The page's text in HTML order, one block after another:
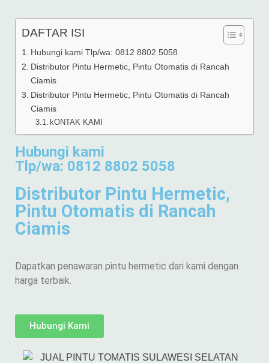
DAFTAR ISI
Hubungi kami Tlp/wa: 0812 8802 5058
Distributor Pintu Hermetic, Pintu Otomatis di Rancah
Ciamis
Distributor Pintu Hermetic, Pintu Otomatis di Rancah
Ciamis
kONTAK KAMI
Hubungi kami
Tlp/wa: 0812 8802 5058
Distributor Pintu Hermetic,
Pintu Otomatis di Rancah
Ciamis
Dapatkan penawaran pintu hermetic dari kami dengan
harga terbaik.
Hubungi Kami